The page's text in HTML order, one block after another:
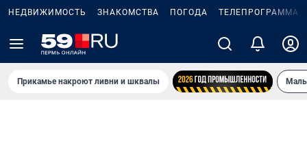
НЕДВИЖИМОСТЬ ЗНАКОМСТВА ПОГОДА ТЕЛЕПРОГРАММА
Прикамье накроют ливни и шквалы